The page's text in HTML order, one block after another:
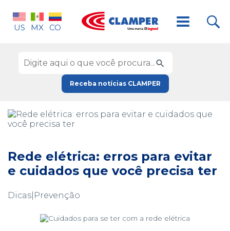
US MX CO
Receba notícias CLAMPER
Rede elétrica: erros para evitar
e cuidados que você precisa ter
Dicas|Prevenção